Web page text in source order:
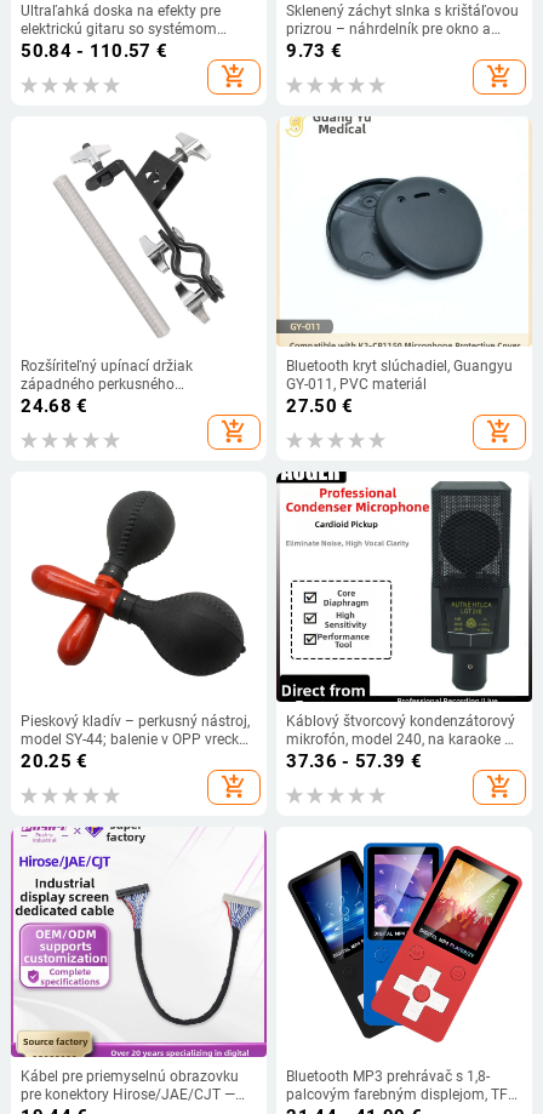
Ultraľahká doska na efekty pre
elektrickú gitaru so systémom
Velcro a taškou na skladovanie
50.84 - 110.57 €
add_shopping_cart
Sklenený záchyt slnka s krištáľovou
prizrou – náhrdelník pre okno a
spálňu, zvonček vetra, DIY
príslušenstvo, moderný štýl, balenie
s bublinami
9.73 €
add_shopping_cart
Rozšíriteľný upínací držiak
západného perkusného
príslušenstva — kovový, model
24.68 €
add_shopping_cart
Bluetooth kryt slúchadiel, Guangyu
GY-011, PVC materiál
27.50 €
add_shopping_cart
Pieskový kladív – perkusný nástroj,
model SY-44; balenie v OPP vrecku;
vhodný pre hudobné aplikácie;
licenčná súkromná značka: Áno
20.25 €
add_shopping_cart
Káblový štvorcový kondenzátorový
mikrofón, model 240, na karaoke a
živé spevy
37.36 - 57.39 €
add_shopping_cart
Kábel pre priemyselnú obrazovku
pre konektory Hirose/JAE/CJT —
Bluetooth MP3 prehrávač s 1,8-
palcovým farebným displejom, TF